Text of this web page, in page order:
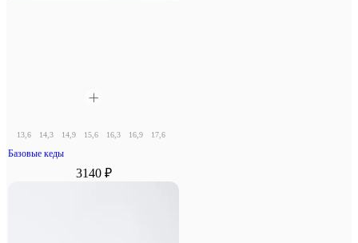
13,6 14,3 14,9 15,6 16,3 16,9 17,6
Базовые кеды
3140 ₽